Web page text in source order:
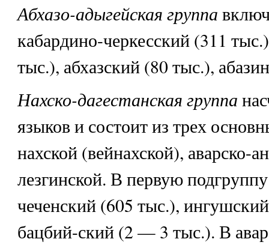
Абхазо-адыгейская группа
кабардино-черкесский (311
тыс.), абхазский (80 тыс.),
Нахско-дагестанская группа
языков и состоит из трех
нахской (вейнахской), аварско-
лезгинской. В первую
чеченский (605 тыс.),
бацбий-ский (2 — 3 тыс.). В